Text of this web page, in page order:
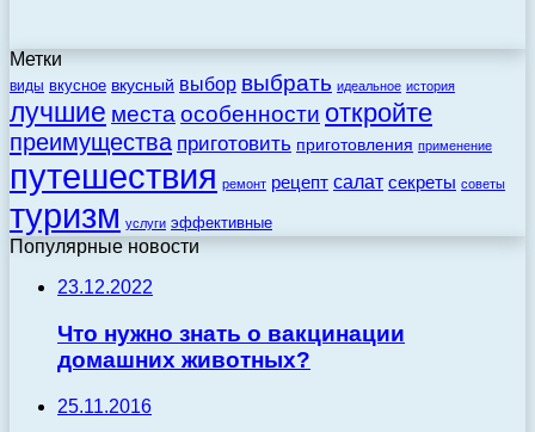
Метки
виды вкусное вкусный выбор выбрать идеальное история
лучшие места особенности откройте
преимущества приготовить приготовления применение
путешествия ремонт рецепт салат секреты советы
туризм услуги эффективные
Популярные новости
23.12.2022
Что нужно знать о вакцинации
домашних животных?
25.11.2016